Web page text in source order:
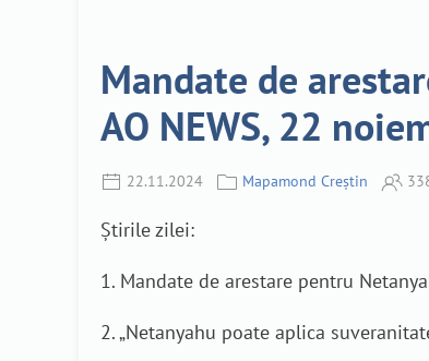
Mandate de
AO NEWS, 22
22.11.2024 Mapamond Creștin
Știrile zilei:
1. Mandate de arestare pentru
2. „Netanyahu poate aplica